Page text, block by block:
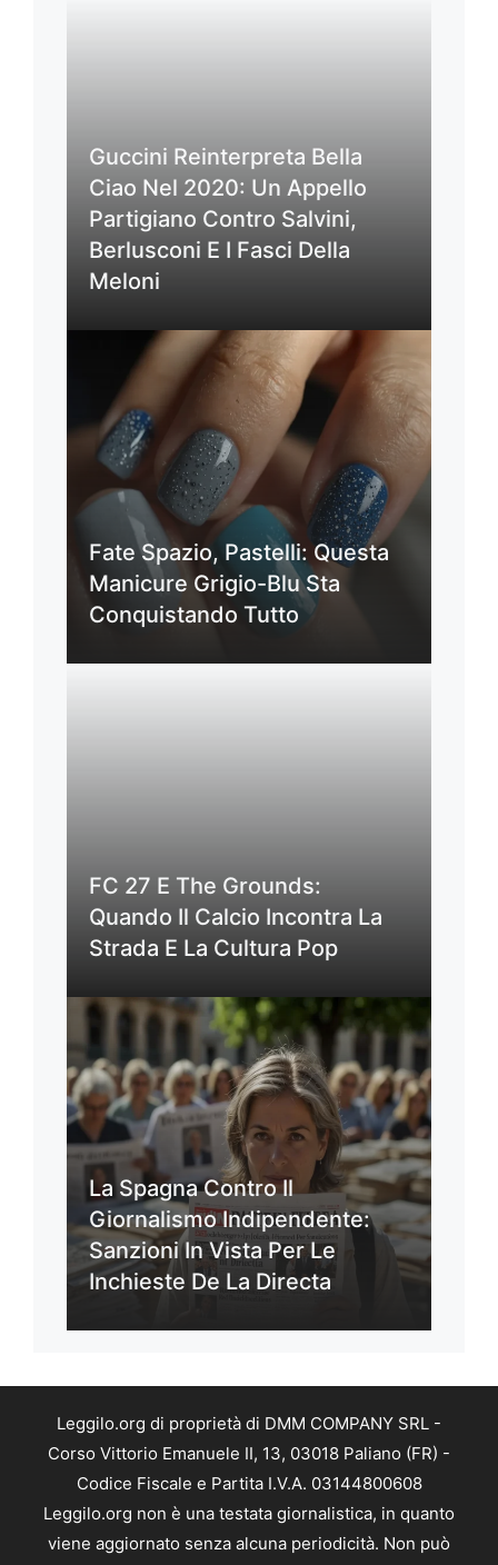
Guccini Reinterpreta Bella
Ciao Nel 2020: Un Appello
Partigiano Contro Salvini,
Berlusconi E I Fasci Della
Meloni
Fate Spazio, Pastelli: Questa
Manicure Grigio-Blu Sta
Conquistando Tutto
FC 27 E The Grounds:
Quando Il Calcio Incontra La
Strada E La Cultura Pop
La Spagna Contro Il
Giornalismo Indipendente:
Sanzioni In Vista Per Le
Inchieste De La Directa
Leggilo.org di proprietà di DMM COMPANY SRL -
Corso Vittorio Emanuele II, 13, 03018 Paliano (FR) -
Codice Fiscale e Partita I.V.A. 03144800608
Leggilo.org non è una testata giornalistica, in quanto
viene aggiornato senza alcuna periodicità. Non può